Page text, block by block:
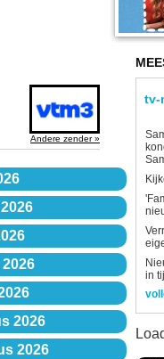
Andere zender »
2026
2026
tv-
in